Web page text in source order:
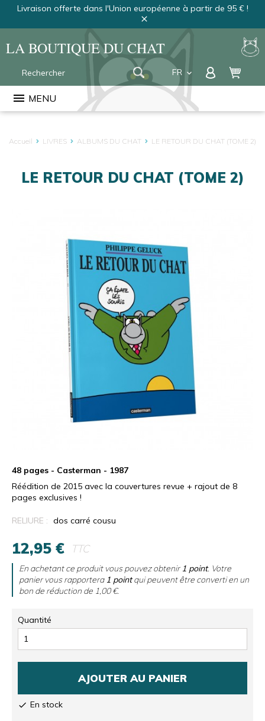
Livraison offerte dans l'Union européenne à partir de 95 € !
close
LA BOUTIQUE DU CHAT
FR keyboard_arrow_down
EN
NL
menu MENU
Accueil LIVRES ALBUMS DU CHAT LE RETOUR DU CHAT (TOME 2)
LE RETOUR DU CHAT (TOME 2)
48 pages - Casterman - 1987
Réédition de 2015 avec la couvertures revue + rajout de 8
pages exclusives !
RELIURE : dos carré cousu
12,95 € TTC
En achetant ce produit vous pouvez obtenir1 point. Votre
panier vous rapportera 1 pointqui peuvent être converti en un
bon de réduction de 1,00 €.
Quantité
AJOUTER AU PANIER
 En stock